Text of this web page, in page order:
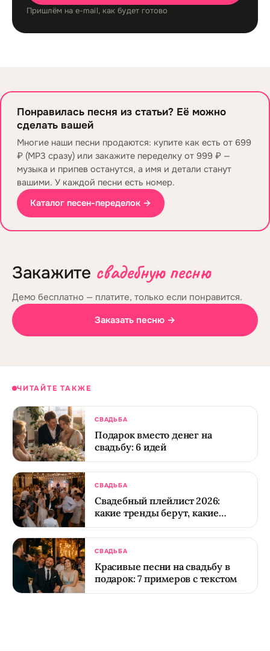
Пришлём на e-mail, как будет готово
Понравилась песня из статьи? Её можно
сделать вашей
Многие наши песни продаются: купите как есть от 699
₽ (MP3 сразу) или закажите переделку от 999 ₽ —
музыка и припев останутся, а имя и детали станут
вашими. У каждой песни есть номер.
Каталог песен-переделок →
Закажите свадебную песню
Демо бесплатно — платите, только если понравится.
Заказать песню →
ЧИТАЙТЕ ТАКЖЕ
СВАДЬБА
Подарок вместо денег на
свадьбу: 6 идей
СВАДЬБА
Свадебный плейлист 2026:
какие тренды берут, какие
отжили
СВАДЬБА
Красивые песни на свадьбу в
подарок: 7 примеров с текстом